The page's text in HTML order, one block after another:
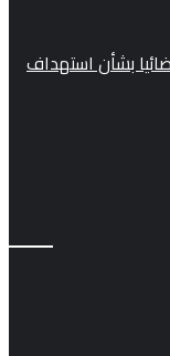
بشأن استهداف